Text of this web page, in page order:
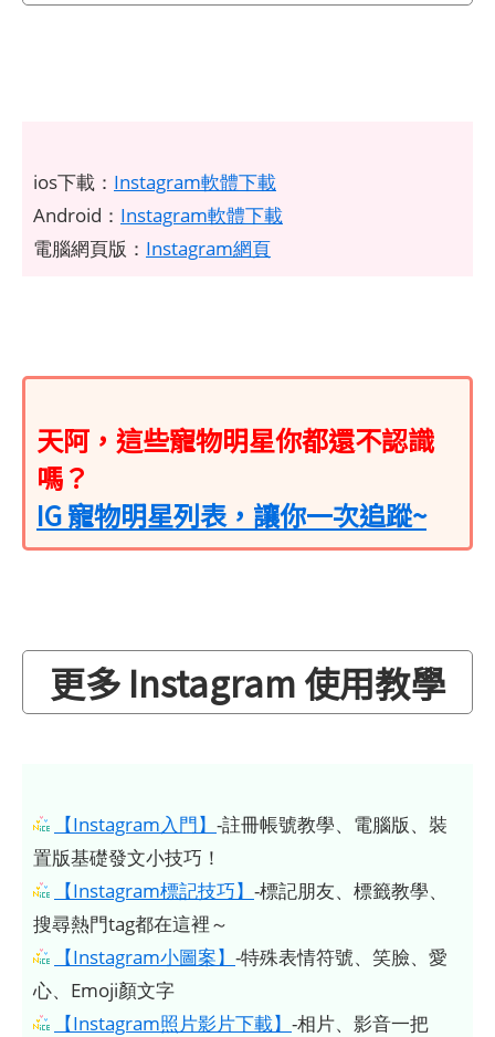
ios下載： Instagram軟體下載
Android： Instagram軟體下載
電腦網頁版： Instagram網頁
天阿，這些寵物明星你都還不認識
嗎？
IG 寵物明星列表，讓你一次追蹤~
更多 Instagram 使用教學
【Instagram入門】 -註冊帳號教學、電腦版、裝
置版基礎發文小技巧！
【Instagram標記技巧】 -標記朋友、標籤教學、
搜尋熱門tag都在這裡～
【Instagram小圖案】 -特殊表情符號、笑臉、愛
心、Emoji顏文字
【Instagram照片影片下載】 -相片、影音一把